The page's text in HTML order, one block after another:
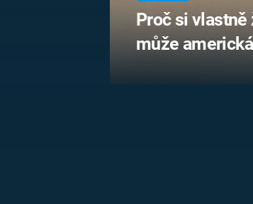
Proč si vlastně
může